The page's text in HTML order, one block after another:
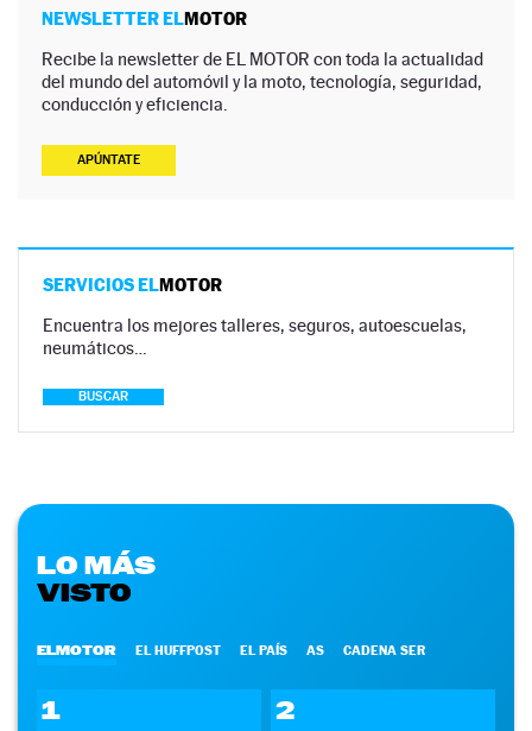
NEWSLETTER ELMOTOR
Recibe la newsletter de EL MOTOR con toda la actualidad
del mundo del automóvil y la moto, tecnología, seguridad,
conducción y eficiencia.
APÚNTATE
SERVICIOS ELMOTOR
Encuentra los mejores talleres, seguros, autoescuelas,
neumáticos…
BUSCAR
LO MÁS
VISTO
ELMOTOR EL HUFFPOST EL PAÍS AS CADENA SER
1 2